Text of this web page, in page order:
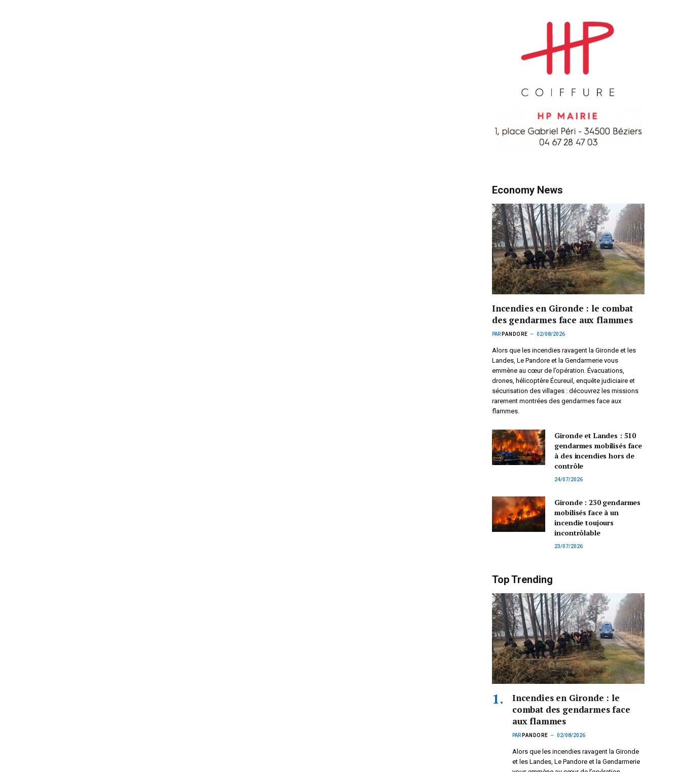
Economy News
Incendies en Gironde : le combat
des gendarmes face aux flammes
PAR PANDORE 02/08/2026
Alors que les incendies ravagent la Gironde et les
Landes, Le Pandore et la Gendarmerie vous
emmène au cœur de l’opération. Évacuations,
drones, hélicoptère Écureuil, enquête judiciaire et
sécurisation des villages : découvrez les missions
rarement montrées des gendarmes face aux
flammes.
Gironde et Landes : 510
gendarmes mobilisés face
à des incendies hors de
contrôle
24/07/2026
Gironde : 230 gendarmes
mobilisés face à un
incendie toujours
incontrôlable
23/07/2026
Top Trending
Incendies en Gironde : le
combat des gendarmes face
aux flammes
PAR PANDORE 02/08/2026
Alors que les incendies ravagent la Gironde
et les Landes, Le Pandore et la Gendarmerie